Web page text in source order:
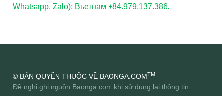
Whatsapp, Zalo); Вьетнам +84.979.137.386.
© BẢN QUYỀN THUỘC VỀ BAONGA.COMTM
Đề nghị ghi nguồn Baonga.com khi sử dụng lại thông tin